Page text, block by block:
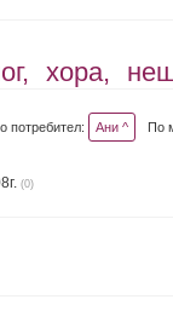
хора,
потребител: Ани ^ По
(0)